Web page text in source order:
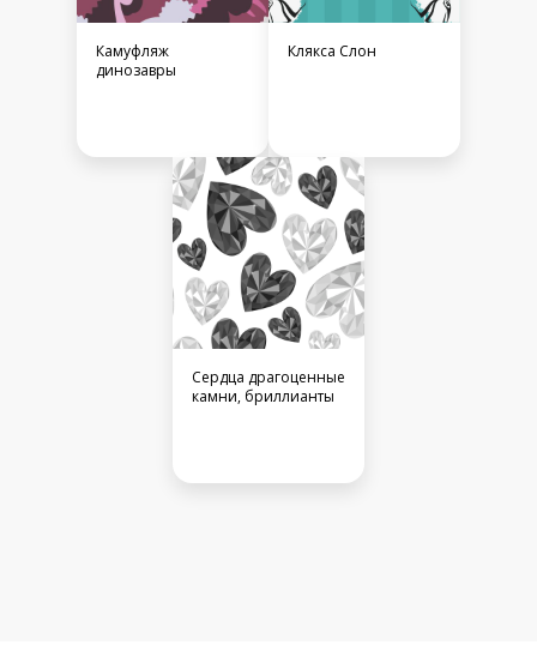
Камуфляж
динозавры
Клякса Слон
Сердца драгоценные
камни, бриллианты